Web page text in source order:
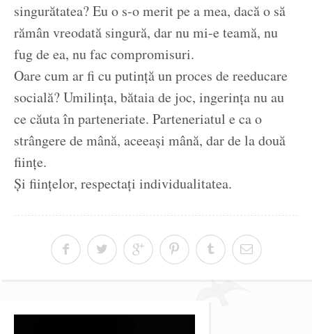
singurătatea? Eu o s-o merit pe a mea, dacă o să
rămân vreodată singură, dar nu mi-e teamă, nu
fug de ea, nu fac compromisuri.
Oare cum ar fi cu putință un proces de reeducare
socială? Umilința, bătaia de joc, ingerința nu au
ce căuta în parteneriate. Parteneriatul e ca o
strângere de mână, aceeași mână, dar de la două
ființe.
Și ființelor, respectați individualitatea.